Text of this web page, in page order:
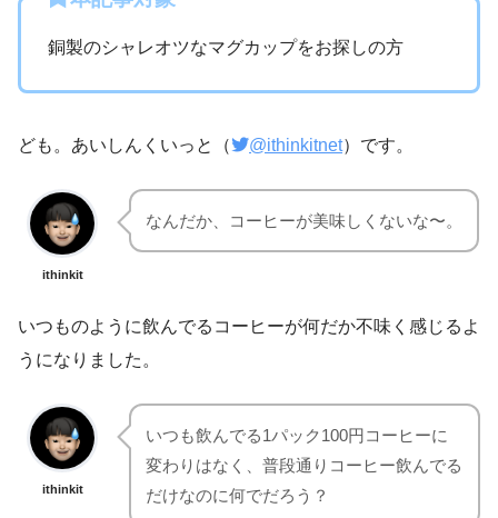
銅製のシャレオツなマグカップをお探しの方
ども。あいしんくいっと（ @ithinkitnet）です。
ithinkit
なんだか、コーヒーが美味しくないな〜。
いつものように飲んでるコーヒーが何だか不味く感じるよ
うになりました。
ithinkit
いつも飲んでる1パック100円コーヒーに
変わりはなく、普段通りコーヒー飲んでる
だけなのに何でだろう？